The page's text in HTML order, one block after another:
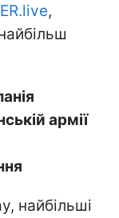
,
армії
найбільші